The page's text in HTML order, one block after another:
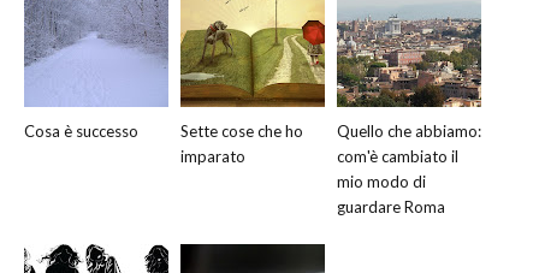
Cosa è successo
Sette cose che ho
imparato
Quello che abbiamo:
com'è cambiato il
mio modo di
guardare Roma